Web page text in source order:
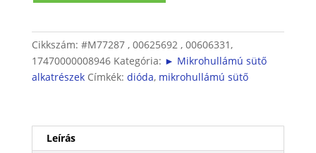
Cikkszám: #M77287 , 00625692 , 00606331,
17470000008946 Kategória: ► Mikrohullámú sütő
alkatrészek Címkék: dióda, mikrohullámú sütő
Leírás